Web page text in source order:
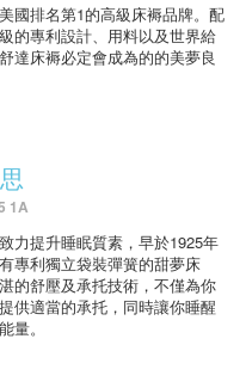
國排名第1的高級床褥品牌。配
的專利設計、用料以及世界給
達床褥必定會成為的的美夢良
1A
力提升睡眠質素，早於1925年
專利獨立袋裝彈簧的甜夢床
的舒壓及承托技術，不僅為你
供適當的承托，同時讓你睡醒
量。